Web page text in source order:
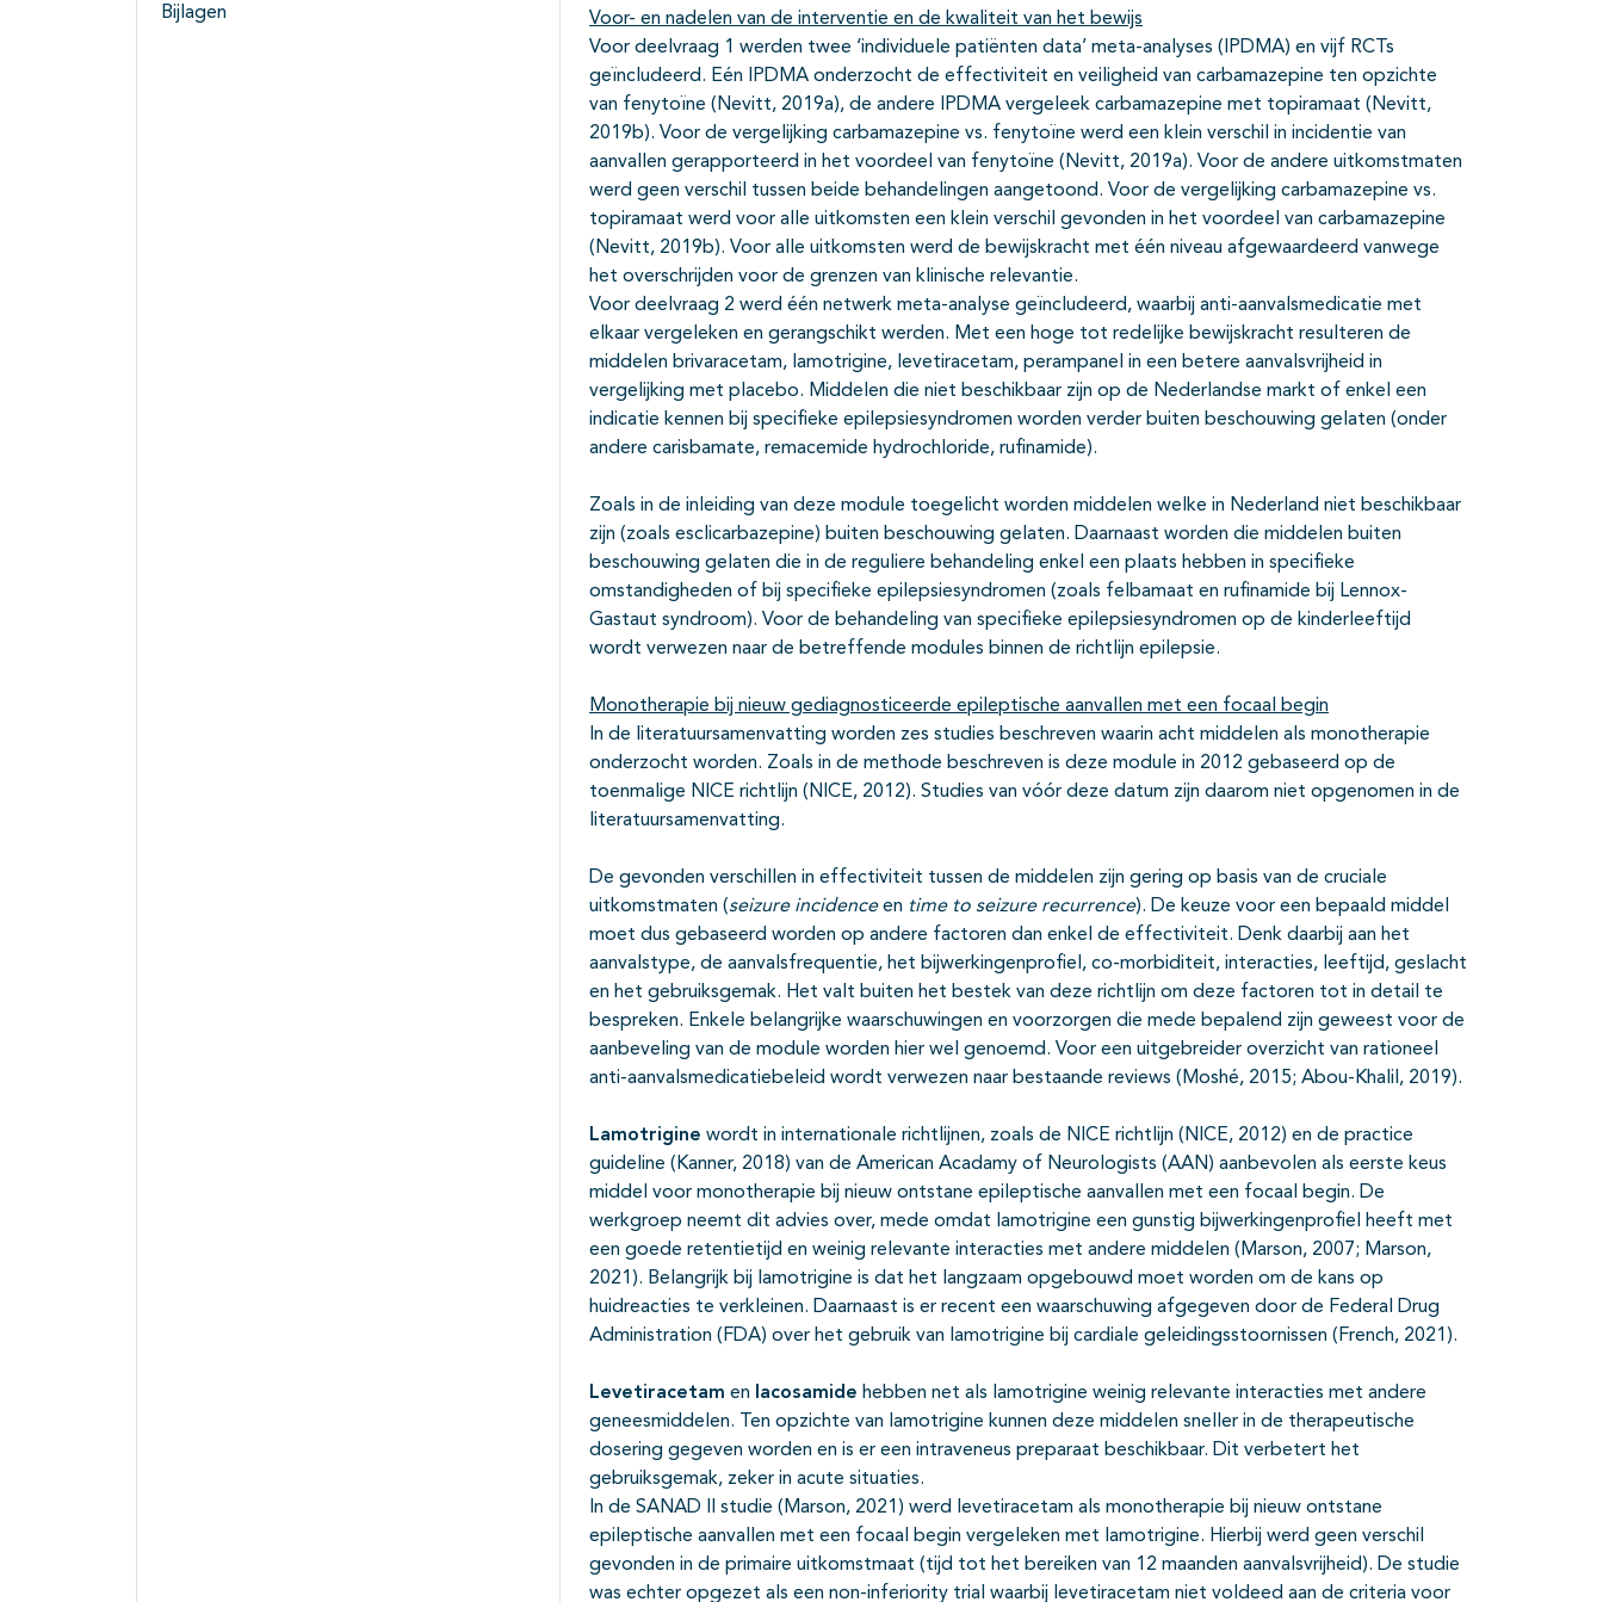
Bijlagen
Voor- en nadelen van de interventie en de kwaliteit van het bewijs
Voor deelvraag 1 werden twee ‘individuele patiënten data’ meta-analyses (IPDMA) en vijf RCTs
geïncludeerd. Eén IPDMA onderzocht de effectiviteit en veiligheid van carbamazepine ten opzichte
van fenytoïne (Nevitt, 2019a), de andere IPDMA vergeleek carbamazepine met topiramaat (Nevitt,
2019b). Voor de vergelijking carbamazepine vs. fenytoïne werd een klein verschil in incidentie van
aanvallen gerapporteerd in het voordeel van fenytoïne (Nevitt, 2019a). Voor de andere uitkomstmaten
werd geen verschil tussen beide behandelingen aangetoond. Voor de vergelijking carbamazepine vs.
topiramaat werd voor alle uitkomsten een klein verschil gevonden in het voordeel van carbamazepine
(Nevitt, 2019b). Voor alle uitkomsten werd de bewijskracht met één niveau afgewaardeerd vanwege
het overschrijden voor de grenzen van klinische relevantie.
Voor deelvraag 2 werd één netwerk meta-analyse geïncludeerd, waarbij anti-aanvalsmedicatie met
elkaar vergeleken en gerangschikt werden. Met een hoge tot redelijke bewijskracht resulteren de
middelen brivaracetam, lamotrigine, levetiracetam, perampanel in een betere aanvalsvrijheid in
vergelijking met placebo. Middelen die niet beschikbaar zijn op de Nederlandse markt of enkel een
indicatie kennen bij specifieke epilepsiesyndromen worden verder buiten beschouwing gelaten (onder
andere carisbamate, remacemide hydrochloride, rufinamide).
Zoals in de inleiding van deze module toegelicht worden middelen welke in Nederland niet beschikbaar
zijn (zoals esclicarbazepine) buiten beschouwing gelaten. Daarnaast worden die middelen buiten
beschouwing gelaten die in de reguliere behandeling enkel een plaats hebben in specifieke
omstandigheden of bij specifieke epilepsiesyndromen (zoals felbamaat en rufinamide bij Lennox-
Gastaut syndroom). Voor de behandeling van specifieke epilepsiesyndromen op de kinderleeftijd
wordt verwezen naar de betreffende modules binnen de richtlijn epilepsie.
Monotherapie bij nieuw gediagnosticeerde epileptische aanvallen met een focaal begin
In de literatuursamenvatting worden zes studies beschreven waarin acht middelen als monotherapie
onderzocht worden. Zoals in de methode beschreven is deze module in 2012 gebaseerd op de
toenmalige NICE richtlijn (NICE, 2012). Studies van vóór deze datum zijn daarom niet opgenomen in de
literatuursamenvatting.
De gevonden verschillen in effectiviteit tussen de middelen zijn gering op basis van de cruciale
uitkomstmaten (seizure incidenceen time to seizure recurrence). De keuze voor een bepaald middel
moet dus gebaseerd worden op andere factoren dan enkel de effectiviteit. Denk daarbij aan het
aanvalstype, de aanvalsfrequentie, het bijwerkingenprofiel, co-morbiditeit, interacties, leeftijd, geslacht
en het gebruiksgemak. Het valt buiten het bestek van deze richtlijn om deze factoren tot in detail te
bespreken. Enkele belangrijke waarschuwingen en voorzorgen die mede bepalend zijn geweest voor de
aanbeveling van de module worden hier wel genoemd. Voor een uitgebreider overzicht van rationeel
anti-aanvalsmedicatiebeleid wordt verwezen naar bestaande reviews (Moshé, 2015; Abou-Khalil, 2019).
Lamotrigine wordt in internationale richtlijnen, zoals de NICE richtlijn (NICE, 2012) en de practice
guideline (Kanner, 2018) van de American Acadamy of Neurologists (AAN) aanbevolen als eerste keus
middel voor monotherapie bij nieuw ontstane epileptische aanvallen met een focaal begin. De
werkgroep neemt dit advies over, mede omdat lamotrigine een gunstig bijwerkingenprofiel heeft met
een goede retentietijd en weinig relevante interacties met andere middelen (Marson, 2007; Marson,
2021). Belangrijk bij lamotrigine is dat het langzaam opgebouwd moet worden om de kans op
huidreacties te verkleinen. Daarnaast is er recent een waarschuwing afgegeven door de Federal Drug
Administration (FDA) over het gebruik van lamotrigine bij cardiale geleidingsstoornissen (French, 2021).
Levetiracetam en lacosamide hebben net als lamotrigine weinig relevante interacties met andere
geneesmiddelen. Ten opzichte van lamotrigine kunnen deze middelen sneller in de therapeutische
dosering gegeven worden en is er een intraveneus preparaat beschikbaar. Dit verbetert het
gebruiksgemak, zeker in acute situaties.
In de SANAD II studie (Marson, 2021) werd levetiracetam als monotherapie bij nieuw ontstane
epileptische aanvallen met een focaal begin vergeleken met lamotrigine. Hierbij werd geen verschil
gevonden in de primaire uitkomstmaat (tijd tot het bereiken van 12 maanden aanvalsvrijheid). De studie
was echter opgezet als een non-inferiority trial waarbij levetiracetam niet voldeed aan de criteria voor